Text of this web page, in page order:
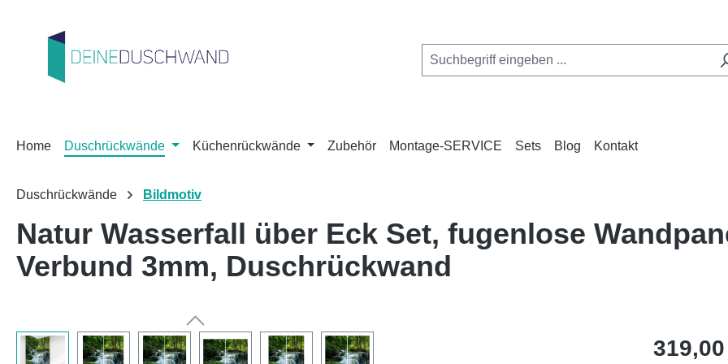
Home Duschrückwände Küchenrückwände Zubehör Montage-SERVICE Sets Blog Kontakt
Duschrückwände Bildmotiv
Natur Wasserfall über Eck Set, fugenlose
Verbund 3mm, Duschrückwand
Regulärer